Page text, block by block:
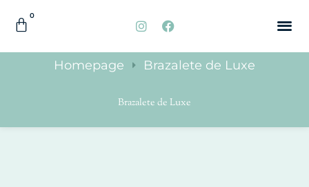
0
Homepage Brazalete de Luxe
Brazalete de Luxe